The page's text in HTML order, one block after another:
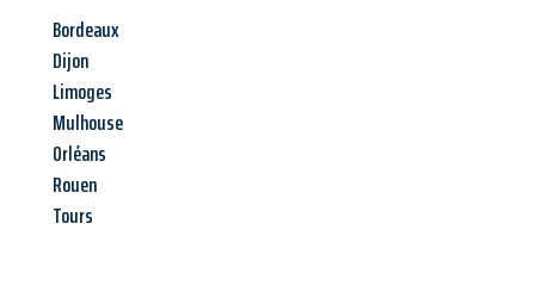
Bordeaux
Dijon
Limoges
Mulhouse
Orléans
Rouen
Tours